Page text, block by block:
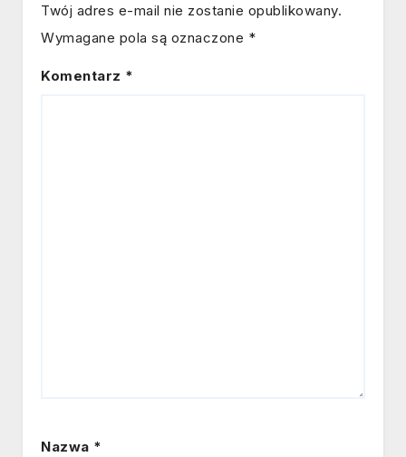
Twój adres e-mail nie zostanie opublikowany.
Wymagane pola są oznaczone *
Komentarz *
Nazwa *